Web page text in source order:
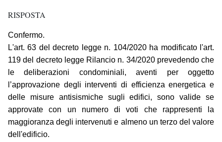
RISPOSTA
Confermo.
L'art. 63 del decreto legge n. 104/2020 ha modificato l'art.
119 del decreto legge Rilancio n. 34/2020 prevedendo che
le deliberazioni condominiali, aventi per oggetto
l’approvazione degli interventi di efficienza energetica e
delle misure antisismiche sugli edifici, sono valide se
approvate con un numero di voti che rappresenti la
maggioranza degli intervenuti e almeno un terzo del valore
dell'edificio.